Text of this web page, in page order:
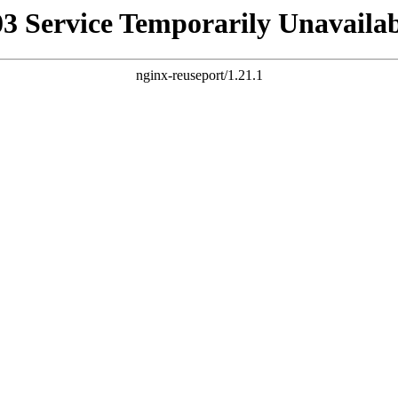
Service Temporarily
nginx-reuseport/1.21.1